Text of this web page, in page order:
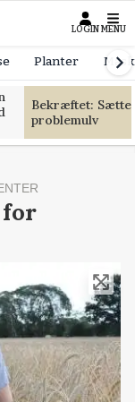
LOGIN MENU
Planter
Bekræftet:
problemulv